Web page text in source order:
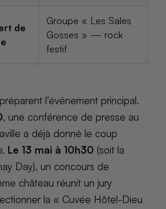
de
Groupe « Les Sales
Gosses » — rock
festif
l’événement principal.
, une conférence de presse au
a déjà donné le coup
Le 13 mai à 10h30 (soit la
Day), un concours de
château réunit un jury
la « Cuvée Hôtel-Dieu